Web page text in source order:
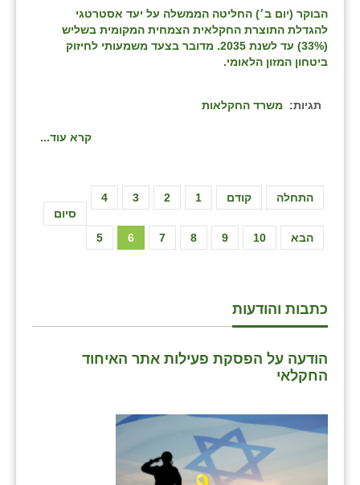
הבוקר (יום ב׳) החליטה הממשלה על יעד אסטרטגי
להגדלת התוצרת החקלאית הצמחית המקומית בשליש
(33%) עד לשנת 2035. מדובר בצעד משמעותי לחיזוק
ביטחון המזון הלאומי.
תגיות: משרד החקלאות
קרא עוד...
התחלה קודם 1
2
3
4
5 6 7 8 9 10 הבא
סיום
כתבות והודעות
הודעה על הפסקת פעילות אתר האיחוד
החקלאי